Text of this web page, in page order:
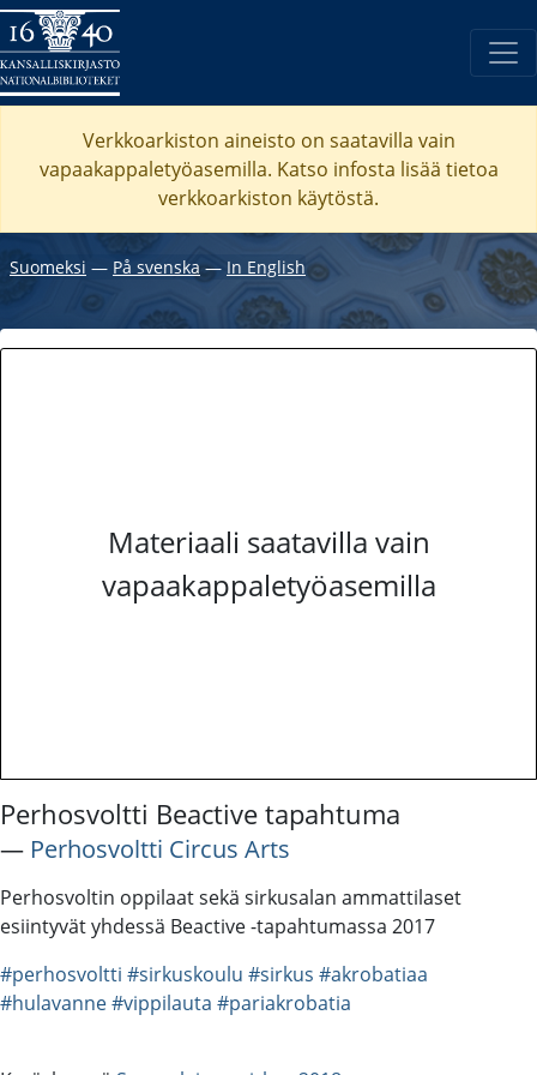
Verkkoarkiston aineisto on saatavilla vain
vapaakappaletyöasemilla. Katso infosta lisää tietoa
verkkoarkiston käytöstä.
Suomeksi ― På svenska― In English
Materiaali saatavilla vain
vapaakappaletyöasemilla
Perhosvoltti Beactive tapahtuma
― Perhosvoltti Circus Arts
Perhosvoltin oppilaat sekä sirkusalan ammattilaset
esiintyvät yhdessä Beactive -tapahtumassa 2017
#perhosvoltti #sirkuskoulu #sirkus #akrobatiaa
#hulavanne#vippilauta #pariakrobatia